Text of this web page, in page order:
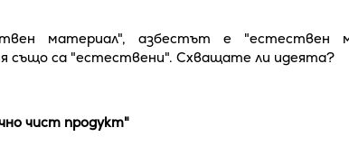
материал", азбестът е "естествен
също са "естествени". Схващате ли идеята?
чист продукт"